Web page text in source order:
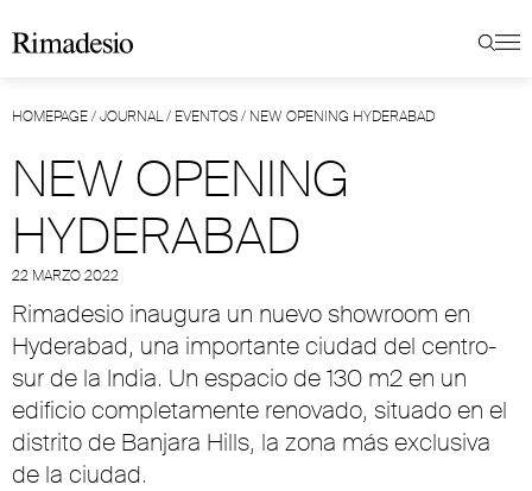
HOMEPAGE/JOURNAL/ EVENTOS/ NEW OPENING HYDERABAD
NEW OPENING
HYDERABAD
22 MARZO 2022
Rimadesio inaugura un nuevo showroom en
Hyderabad, una importante ciudad del centro-
sur de la India. Un espacio de 130 m2 en un
edificio completamente renovado, situado en el
distrito de Banjara Hills, la zona más exclusiva
de la ciudad.